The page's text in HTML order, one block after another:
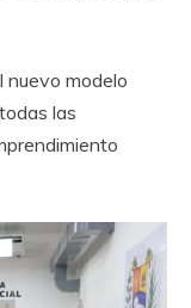
modelo
las